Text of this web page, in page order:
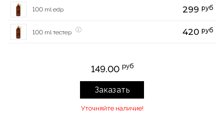
100 ml edp 299 руб
100 ml тестер 420 руб
149.00 руб
Заказать
Уточняйте наличие!